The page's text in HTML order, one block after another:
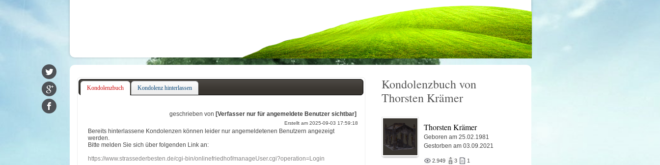
Kondolenzbuch Kondolenz hinterlassen
geschrieben von [Verfasser nur für angemeldete Benutzer sichtbar]
Erstellt am 2025-09-03 17:59:18
Bereits hinterlassene Kondolenzen können leider nur angemeldetenen Benutzern angezeigt
werden.
Bitte melden Sie sich über folgenden Link an:
https://www.strassederbesten.de/cgi-bin/onlinefriedhof/manageUser.cgi?operation=Login
Kondolenzbuch von
Thorsten Krämer
Thorsten Krämer
Geboren am 25.02.1981
Gestorben am 03.09.2021
2.949 3 1